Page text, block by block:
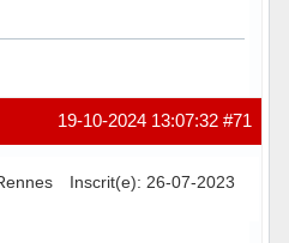
#71
19-10-2024 13:07:32
Inscrit(e): 26-07-2023